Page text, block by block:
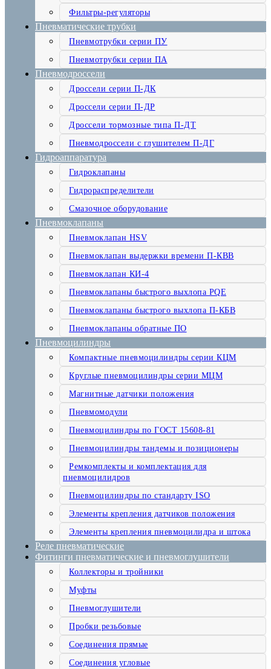
Фильтры-регуляторы
Пневматические трубки
Пневмотрубки серии ПУ
Пневмотрубки серии ПА
Пневмодроссели
Дроссели серии П-ДК
Дроссели серии П-ДР
Дроссели тормозные типа П-ДТ
Пневмодроссели с глушителем П-ДГ
Гидроаппаратура
Гидроклапаны
Гидрораспределители
Смазочное оборудование
Пневмоклапаны
Пневмоклапан HSV
Пневмоклапан выдержки времени П-КВВ
Пневмоклапан КИ-4
Пневмоклапаны быстрого выхлопа PQE
Пневмоклапаны быстрого выхлопа П-КБВ
Пневмоклапаны обратные ПО
Пневмоцилиндры
Компактные пневмоцилиндры серии КЦМ
Круглые пневмоцилиндры серии МЦМ
Магнитные датчики положения
Пневмомодули
Пневмоцилиндры по ГОСТ 15608-81
Пневмоцилиндры тандемы и позиционеры
Ремкомплекты и комплектация для
пневмоцилидров
Пневмоцилиндры по стандарту ISO
Элементы крепления датчиков положения
Элементы крепления пневмоцилидра и штока
Реле пневматические
Фитинги пневматические и пневмоглушители
Коллекторы и тройники
Муфты
Пневмоглушители
Пробки резьбовые
Соединения прямые
Соединения угловые